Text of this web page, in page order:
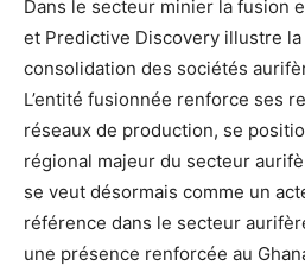
Dans le secteur minier la fusion
et Predictive Discovery illustre
consolidation des sociétés
L’entité fusionnée renforce ses
réseaux de production, se
régional majeur du secteur
se veut désormais comme un
référence dans le secteur
une présence renforcée au